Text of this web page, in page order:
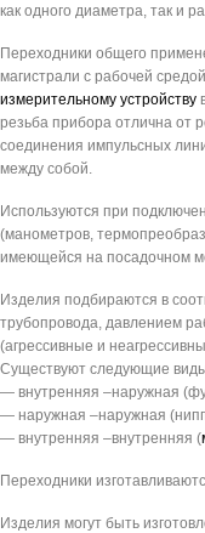
как одного диаметра, так и
Переходники общего
магистрали с рабочей
измерительному устройству
резьба прибора отлична от
соединения импульсных
между собой.
Используются при
(манометров,
имеющейся на посадочном
Изделия подбираются в
трубопровода, давлением
(агрессивные и
Существуют следующие
— внутренняя –наружная
— наружная –наружная
— внутренняя –внутренняя (
Переходники
Изделия могут быть